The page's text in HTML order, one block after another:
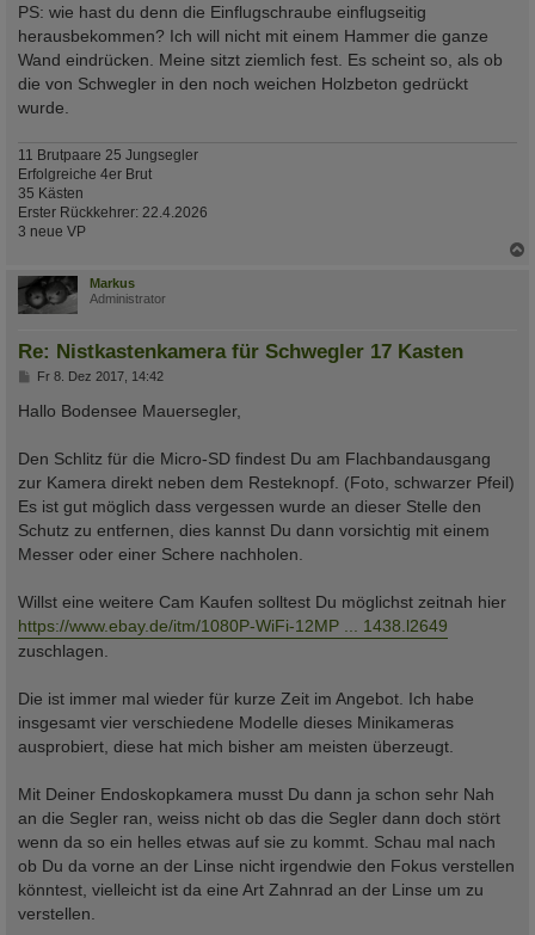
PS: wie hast du denn die Einflugschraube einflugseitig
herausbekommen? Ich will nicht mit einem Hammer die ganze
Wand eindrücken. Meine sitzt ziemlich fest. Es scheint so, als ob
die von Schwegler in den noch weichen Holzbeton gedrückt
wurde.
11 Brutpaare 25 Jungsegler
Erfolgreiche 4er Brut
35 Kästen
Erster Rückkehrer: 22.4.2026
3 neue VP
Markus
Administrator
Re: Nistkastenkamera für Schwegler 17 Kasten
B
i
t
g
Fr 8. Dez 2017, 14:42
Hallo Bodensee Mauersegler,
Den Schlitz für die Micro-SD findest Du am Flachbandausgang
zur Kamera direkt neben dem Resteknopf. (Foto, schwarzer Pfeil)
Es ist gut möglich dass vergessen wurde an dieser Stelle den
Schutz zu entfernen, dies kannst Du dann vorsichtig mit einem
Messer oder einer Schere nachholen.
Willst eine weitere Cam Kaufen solltest Du möglichst zeitnah hier
https://www.ebay.de/itm/1080P-WiFi-12MP ... 1438.l2649
zuschlagen.
Die ist immer mal wieder für kurze Zeit im Angebot. Ich habe
insgesamt vier verschiedene Modelle dieses Minikameras
ausprobiert, diese hat mich bisher am meisten überzeugt.
Mit Deiner Endoskopkamera musst Du dann ja schon sehr Nah
an die Segler ran, weiss nicht ob das die Segler dann doch stört
wenn da so ein helles etwas auf sie zu kommt. Schau mal nach
ob Du da vorne an der Linse nicht irgendwie den Fokus verstellen
könntest, vielleicht ist da eine Art Zahnrad an der Linse um zu
verstellen.